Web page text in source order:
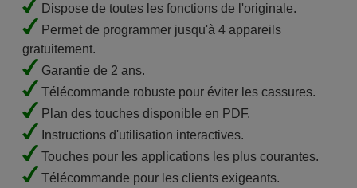
Dispose de toutes les fonctions de l'originale.
Permet de programmer jusqu'à 4 appareils
gratuitement.
Garantie de 2 ans.
Télécommande robuste pour éviter les cassures.
Plan des touches disponible en PDF.
Instructions d'utilisation interactives.
Touches pour les applications les plus courantes.
Télécommande pour les clients exigeants.